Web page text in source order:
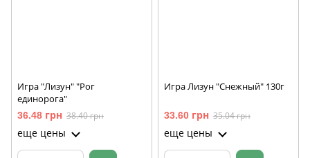
Игра "Лизун" "Рог
единорога"
36.48 грн 38.40 грн
еще цены
Игра Лизун "Снежный" 130г
33.60 грн 35.04 грн
еще цены